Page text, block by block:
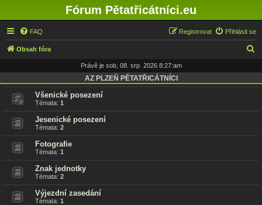
Fórum Pětatřicátníci.eu
FAQ Přihlásit se
Registrovat
Obsah fóra
Právě je sob, 08. srp. 2026 8:27:am
AZ PLZEŇ PĚTATŘICÁTNÍCI
Všenické posezení
Témata: 1
Jesenické posezení
Témata: 2
Fotografie
Témata: 1
Znak jednotky
Témata: 2
Výjezdní zasedání
Témata: 1